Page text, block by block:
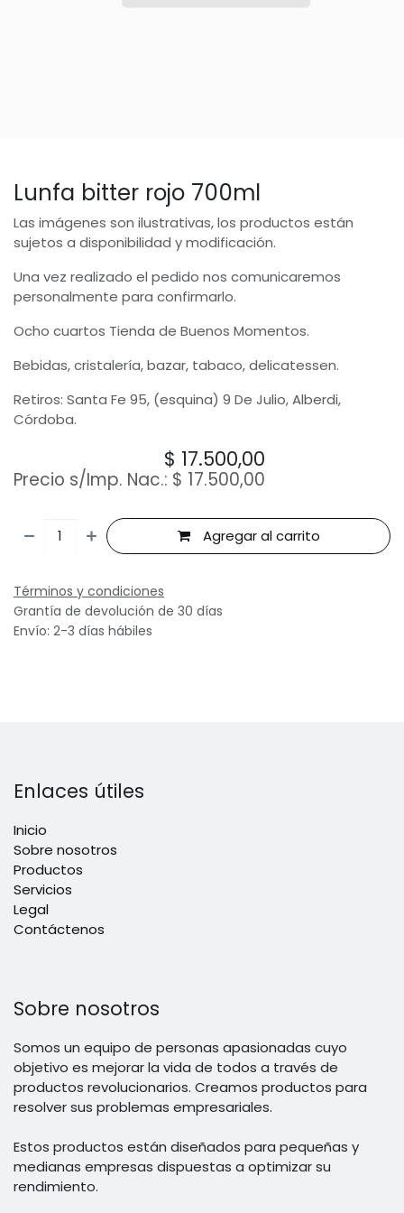
Lunfa bitter rojo 700ml
Las imágenes son ilustrativas, los productos están
sujetos a disponibilidad y modificación.
Una vez realizado el pedido nos comunicaremos
personalmente para confirmarlo.
Ocho cuartos Tienda de Buenos Momentos.
Bebidas, cristalería, bazar, tabaco, delicatessen.
Retiros: Santa Fe 95, (esquina) 9 De Julio, Alberdi,
Córdoba.
$ 17.500,00
Precio s/Imp. Nac.: $ 17.500,00
Agregar al carrito
Términos y condiciones
Grantía de devolución de 30 días
Envío: 2-3 días hábiles
Enlaces útiles
Inicio
Sobre nosotros
Productos
Servicios
Legal
Contáctenos
Sobre nosotros
Somos un equipo de personas apasionadas cuyo
objetivo es mejorar la vida de todos a través de
productos revolucionarios. Creamos productos para
resolver sus problemas empresariales.
Estos productos están diseñados para pequeñas y
medianas empresas dispuestas a optimizar su
rendimiento.